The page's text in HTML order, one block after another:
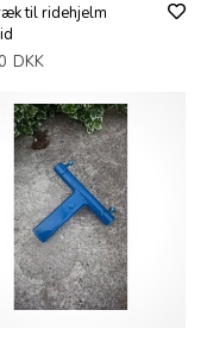
til ridehjelm
DKK